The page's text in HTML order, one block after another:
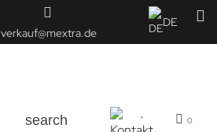
verkauf@mextra.de
DE
search 0